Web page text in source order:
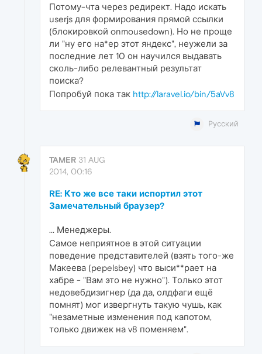
Потому-чта через редирект. Надо искать
userjs для формирования прямой ссылки
(блокировкой onmousedown). Но не проще
ли "ну его на*ер этот яндекс", неужели за
последние лет 10 он научился выдавать
сколь-либо релевантный результат
поиска?
Попробуй пока так http://laravel.io/bin/5aVv8
Русский
TAMER 31 AUG
2014, 00:16
RE: Кто же все таки испортил этот
Замечательный браузер?
... Менеджеры.
Самое неприятное в этой ситуации
поведение представителей (взять того-же
Макеева (pepelsbey) что выси**рает на
хабре - "Вам это не нужно"). Только этот
недовебдизигнер (да да, олдфаги ещё
помнят) мог извергнуть такую чушь, как
"незаметные изменения под капотом,
только движек на v8 поменяем".